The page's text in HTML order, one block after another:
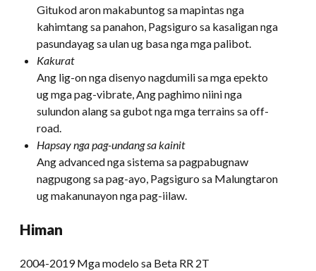
Gitukod aron makabuntog sa mapintas nga
kahimtang sa panahon, Pagsiguro sa kasaligan nga
pasundayag sa ulan ug basa nga mga palibot.
Kakurat
Ang lig-on nga disenyo nagdumili sa mga epekto
ug mga pag-vibrate, Ang paghimo niini nga
sulundon alang sa gubot nga mga terrains sa off-
road.
Hapsay nga pag-undang sa kainit
Ang advanced nga sistema sa pagpabugnaw
nagpugong sa pag-ayo, Pagsiguro sa Malungtaron
ug makanunayon nga pag-iilaw.
Himan
2004-2019 Mga modelo sa Beta RR 2T